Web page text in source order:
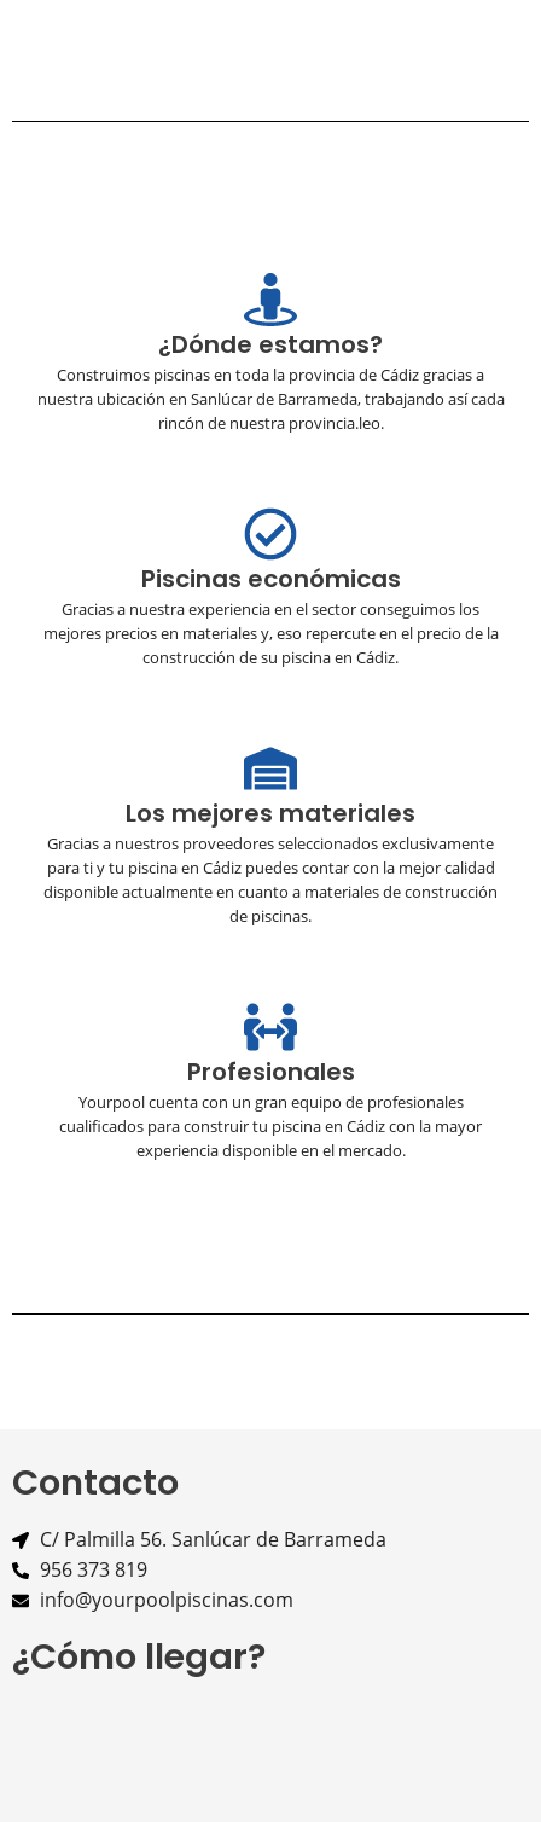
¿Dónde estamos?
Construimos piscinas en toda la provincia de Cádiz gracias a
nuestra ubicación en Sanlúcar de Barrameda, trabajando así cada
rincón de nuestra provincia.leo.
Piscinas económicas
Gracias a nuestra experiencia en el sector conseguimos los
mejores precios en materiales y, eso repercute en el precio de la
construcción de su piscina en Cádiz.
Los mejores materiales
Gracias a nuestros proveedores seleccionados exclusivamente
para ti y tu piscina en Cádiz puedes contar con la mejor calidad
disponible actualmente en cuanto a materiales de construcción
de piscinas.
Profesionales
Yourpool cuenta con un gran equipo de profesionales
cualificados para construir tu piscina en Cádiz con la mayor
experiencia disponible en el mercado.
Contacto
C/ Palmilla 56. Sanlúcar de Barrameda
956 373 819
info@yourpoolpiscinas.com
¿Cómo llegar?